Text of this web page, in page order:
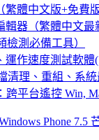
體中文版+免費版
器（繁體中文最
檢測必備工具）
運作速度測試軟體
清理、重組、系
跨平台遙控 Win,
Phone 7.5